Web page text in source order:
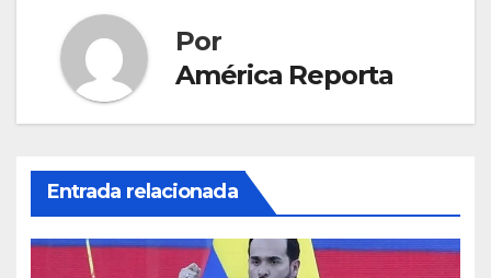
Por
América Reporta
Entrada relacionada